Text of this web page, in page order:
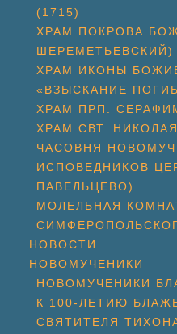
(1715)
ХРАМ ПОКРОВА
ШЕРЕМЕТЬЕВСКИЙ)
ХРАМ ИКОНЫ
«ВЗЫСКАНИЕ
ХРАМ ПРП.
ХРАМ СВТ.
ЧАСОВНЯ
ИСПОВЕДНИКОВ
ПАВЕЛЬЦЕВО)
МОЛЕЛЬНАЯ
НОВОСТИ
НОВОМУЧЕНИКИ
НОВОМУЧЕНИКИ
К 100-ЛЕТИЮ
СВЯТИТЕЛЯ